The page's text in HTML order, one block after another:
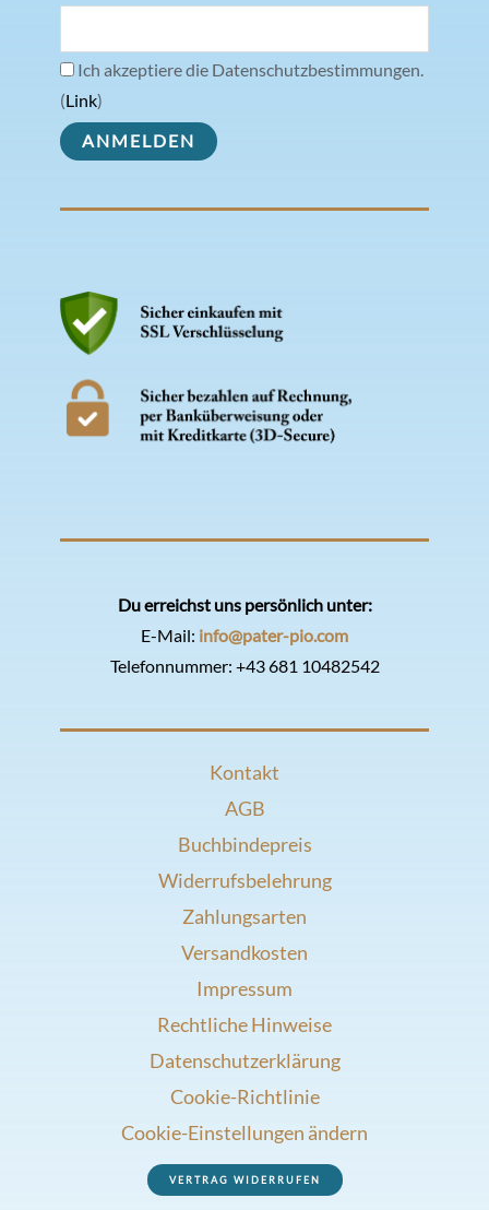
Ich akzeptiere die Datenschutzbestimmungen.
(Link)
Du erreichst uns persönlich unter:
E-Mail: info@pater-pio.com
Telefonnummer: +43 681 10482542
Kontakt
AGB
Buchbindepreis
Widerrufsbelehrung
Zahlungsarten
Versandkosten
Impressum
Rechtliche Hinweise
Datenschutzerklärung
Cookie-Richtlinie
Cookie-Einstellungen ändern
VERTRAG WIDERRUFEN